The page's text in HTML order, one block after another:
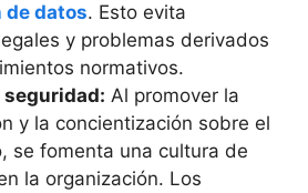
de datos. Esto evita
y problemas derivados
normativos.
Al promover la
y la concientización sobre el
se fomenta una cultura de
la organización. Los